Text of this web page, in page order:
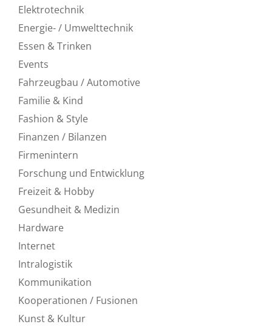
Elektrotechnik
Energie- / Umwelttechnik
Essen & Trinken
Events
Fahrzeugbau / Automotive
Familie & Kind
Fashion & Style
Finanzen / Bilanzen
Firmenintern
Forschung und Entwicklung
Freizeit & Hobby
Gesundheit & Medizin
Hardware
Internet
Intralogistik
Kommunikation
Kooperationen / Fusionen
Kunst & Kultur